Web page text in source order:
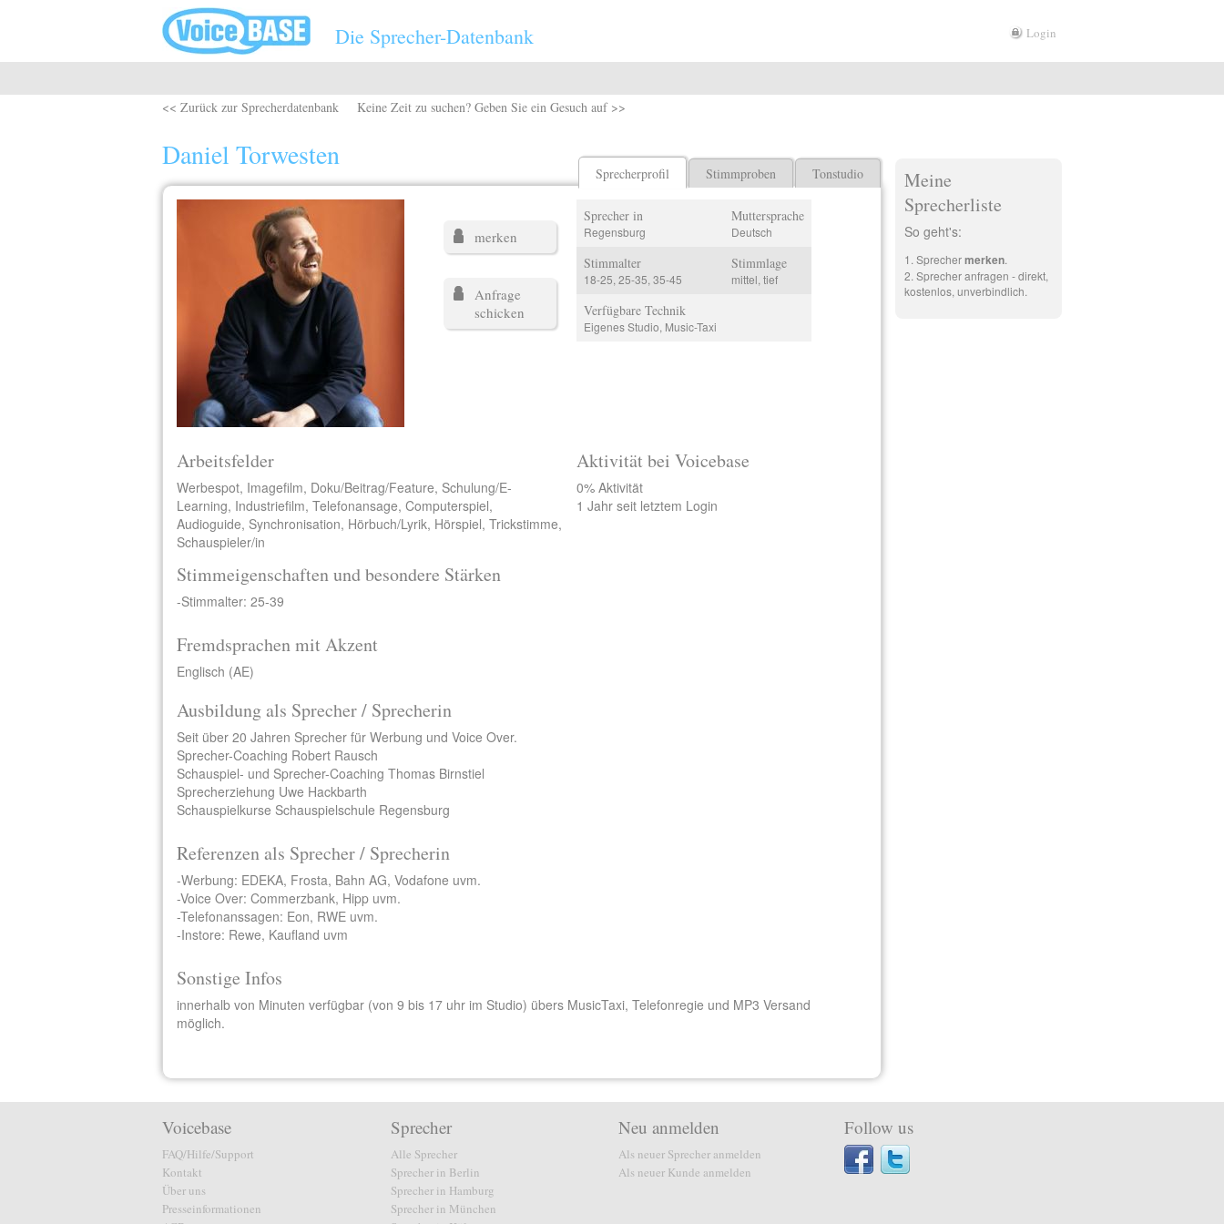
Die Sprecher-Datenbank Login
<< Zurück zur Sprecherdatenbank Keine Zeit zu suchen? Geben Sie ein Gesuch auf >>
Daniel Torwesten
Sprecherprofil Stimmproben Tonstudio
merken
Anfrage
schicken
Sprecher in
Regensburg
Muttersprache
Deutsch
Stimmalter
18-25, 25-35, 35-45
Stimmlage
mittel, tief
Verfügbare Technik
Eigenes Studio, Music-Taxi
Arbeitsfelder
Werbespot, Imagefilm, Doku/Beitrag/Feature, Schulung/E-
Learning, Industriefilm, Telefonansage, Computerspiel,
Audioguide, Synchronisation, Hörbuch/Lyrik, Hörspiel, Trickstimme,
Schauspieler/in
Stimmeigenschaften und besondere Stärken
-Stimmalter: 25-39
Fremdsprachen mit Akzent
Englisch (AE)
Aktivität bei Voicebase
0% Aktivität
1 Jahr seit letztem Login
Ausbildung als Sprecher / Sprecherin
Seit über 20 Jahren Sprecher für Werbung und Voice Over.
Sprecher-Coaching Robert Rausch
Schauspiel- und Sprecher-Coaching Thomas Birnstiel
Sprecherziehung Uwe Hackbarth
Schauspielkurse Schauspielschule Regensburg
Referenzen als Sprecher / Sprecherin
-Werbung: EDEKA, Frosta, Bahn AG, Vodafone uvm.
-Voice Over: Commerzbank, Hipp uvm.
-Telefonanssagen: Eon, RWE uvm.
-Instore: Rewe, Kaufland uvm
Sonstige Infos
innerhalb von Minuten verfügbar (von 9 bis 17 uhr im Studio) übers MusicTaxi, Telefonregie und MP3 Versand
möglich.
Meine
Sprecherliste
So geht's:
Sprechermerken.
Sprecher anfragen - direkt,
kostenlos, unverbindlich.
Voicebase
FAQ/Hilfe/Support
Kontakt
Über uns
Presseinformationen
Sprecher
Alle Sprecher
Sprecher in Berlin
Sprecher in Hamburg
Sprecher in München
Neu anmelden
Als neuer Sprecher anmelden
Als neuer Kunde anmelden
Follow us